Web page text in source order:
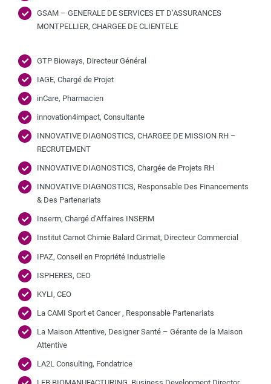
GSAM – GENERALE DE SERVICES ET D’ASSURANCES
MONTPELLIER, CHARGEE DE CLIENTELE
GTP Bioways, Directeur Général
IAGE, Chargé de Projet
inCare, Pharmacien
innovation4impact, Consultante
INNOVATIVE DIAGNOSTICS, CHARGEE DE MISSION RH –
RECRUTEMENT
INNOVATIVE DIAGNOSTICS, Chargée de Projets RH
INNOVATIVE DIAGNOSTICS, Responsable Des Financements
& Des Partenariats
Inserm, Chargé d’Affaires INSERM
Institut Carnot Chimie Balard Cirimat, Directeur Commercial
IPAZ, Conseil en Propriété Industrielle
ISPHERES, CEO
KYLI, CEO
La CAMI Sport et Cancer , Responsable Partenariats
La Maison Attentive, Designer Santé – Gérante de la Maison
Attentive
LA2L Consulting, Fondatrice